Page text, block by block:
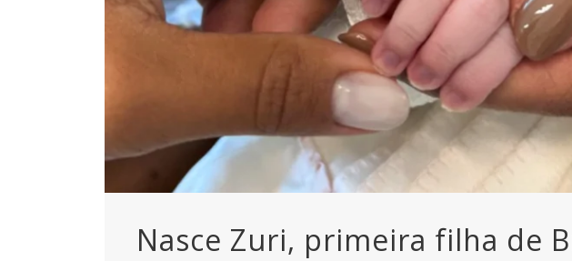
Nasce Zuri, primeira filha de